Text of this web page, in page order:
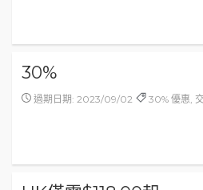
30%
過期日期: 2023/09/02 30% 優惠,